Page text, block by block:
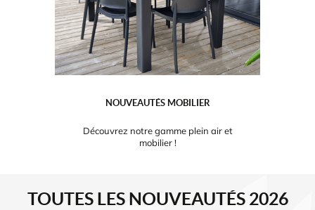
NOUVEAUTÉS MOBILIER
Découvrez notre gamme plein air et
mobilier !
TOUTES LES NOUVEAUTÉS 2026